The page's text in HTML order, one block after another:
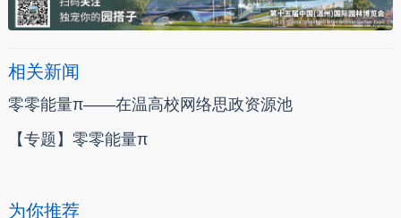
相关新闻
零零能量π——在温高校网络思政资源池
【专题】零零能量π
为你推荐